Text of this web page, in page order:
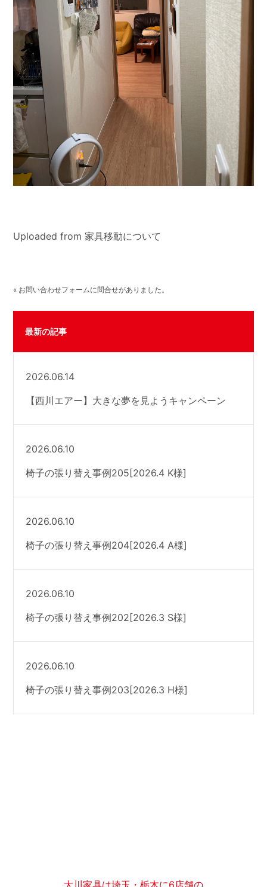
Uploaded from 家具移動について
« お問い合わせフォームに問合せがありました。
最新の記事
2026.06.14
【西川エアー】大きな夢を見ようキャンペーン
2026.06.10
椅子の張り替え事例205[2026.4 K様]
2026.06.10
椅子の張り替え事例204[2026.4 A様]
2026.06.10
椅子の張り替え事例202[2026.3 S様]
2026.06.10
椅子の張り替え事例203[2026.3 H様]